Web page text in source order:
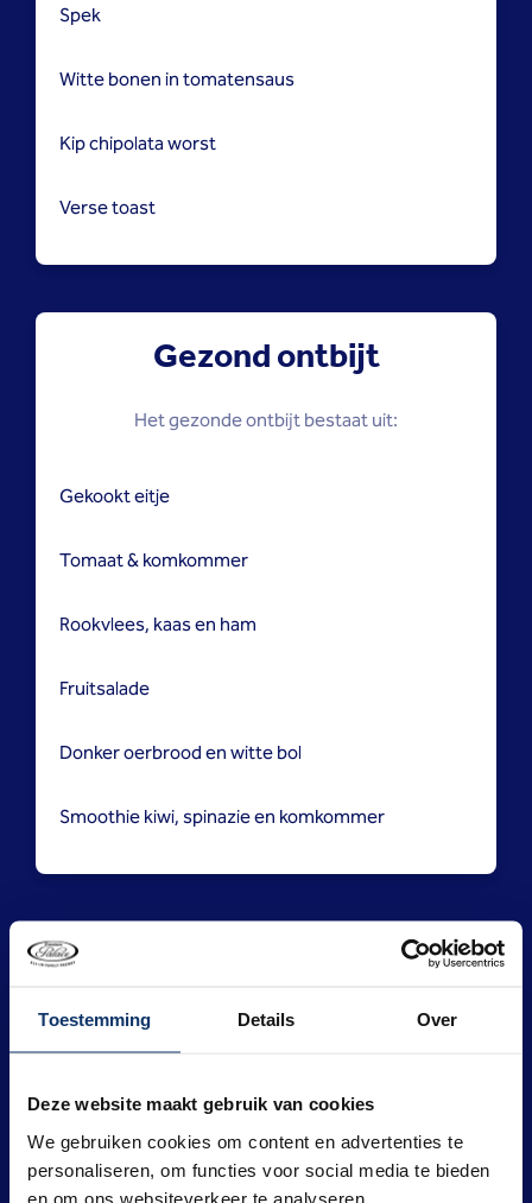
Toestemming Details Over
Deze website maakt gebruik van cookies
We gebruiken cookies om content en advertenties te
personaliseren, om functies voor social media te bieden
en om ons websiteverkeer te analyseren.
Spek
Witte bonen in tomatensaus
Kip chipolata worst
Verse toast
Gezond ontbijt
Het gezonde ontbijt bestaat uit:
Gekookt eitje
Tomaat & komkommer
Rookvlees, kaas en ham
Fruitsalade
Donker oerbrood en witte bol
Smoothie kiwi, spinazie en komkommer
Nederlands ontbijt
Het Nederlandse ontbijt bestaat uit:
Gekookt eitje
Rookvlees, kaas en ham